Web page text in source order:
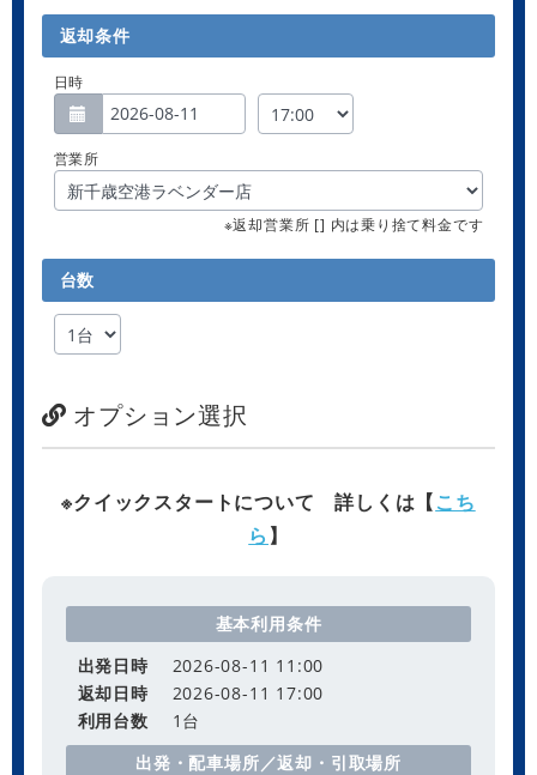
返却条件
日時
営業所
※返却営業所 [] 内は乗り捨て料金です
台数
オプション選択
※クイックスタートについて 詳しくは【こち
ら 】
基本利用条件
出発日時
2026-08-11 11:00
返却日時
2026-08-11 17:00
利用台数
1 台
出発・配車場所／返却・引取場所